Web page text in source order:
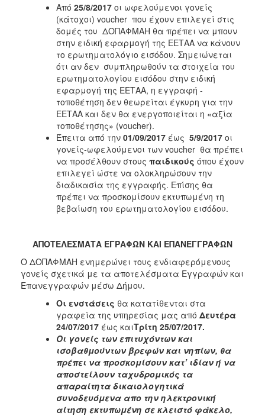
2012
2011
2010
2006
Από 25/8/2017 οι ωφελούμενοι γονείς
(κάτοχοι) voucher που έχουν επιλεγεί στις
δομές του ΔΟΠΑΦΜΑΗ θα πρέπει να μπουν
στην ειδική εφαρμογή της ΕΕΤΑΑ να κάνουν
το ερωτηματολόγιο εισόδου. Σημειώνεται
ότι αν δεν συμπληρωθούν τα στοιχεία του
ερωτηματολογίου εισόδου στην ειδική
εφαρμογή της ΕΕΤΑΑ, η εγγραφή -
τοποθέτηση δεν θεωρείται έγκυρη για την
ΕΕΤΑΑ και δεν θα ενεργοποιείται η «αξία
τοποθέτησης» (voucher).
Έπειτα από την 01/09/2017 έως 5/9/2017 οι
γονείς-ωφελούμενοι των voucher θα πρέπει
να προσέλθουν στους παιδικούς όπου έχουν
επιλεγεί ώστε να ολοκληρώσουν την
διαδικασία της εγγραφής. Επίσης θα
πρέπει να προσκομίσουν εκτυπωμένη τη
βεβαίωση του ερωτηματολογίου εισόδου.
ΑΠΟΤΕΛΕΣΜΑΤΑ ΕΓΡΑΦΩΝ ΚΑΙ ΕΠΑΝΕΓΓΡΑΦΩΝ
Ο ΔΟΠΑΦΜΑΗ ενημερώνει τους ενδιαφερόμενους
γονείς σχετικά με τα αποτελέσματα Εγγραφών και
Επανεγγραφών μέσω Δήμου.
Οι ενστάσεις θα κατατίθενται στα
γραφεία της υπηρεσίας μας από Δευτέρα
24/07/2017 έως καιΤρίτη 25/07/2017.
Οι γονείς των επιτυχόντων και
ισοβαθμούντων βρεφών και νηπίων, θα
πρέπει να προσκομίσουν κατ’ ιδίαν ή να
αποστείλουν ταχυδρομικός τα
απαραίτητα δικαιολογητικά
συνοδευόμενα απο την ηλεκτρονική
αίτηση εκτυπωμένη σε κλειστό φάκελο,